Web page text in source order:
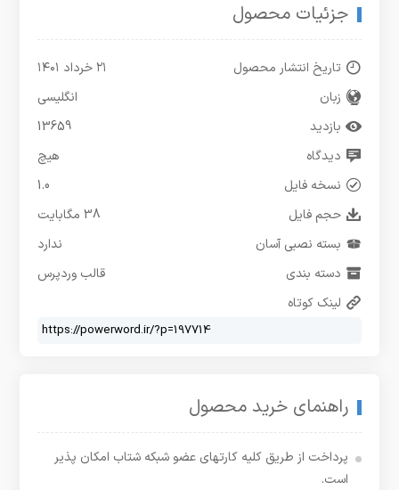
جزئیات محصول
تاریخ انتشار محصول
۲۱ خرداد ۱۴۰۱
زبان
انگلیسی
بازدید
13659
دیدگاه
هیچ
نسخه فایل
1.0
حجم فایل
38 مگابایت
بسته نصبی آسان
ندارد
دسته بندی
قالب وردپرس
لینک کوتاه
راهنمای خرید محصول
پرداخت از طریق کلیه کارتهای عضو شبکه شتاب امکان پذیر
است.